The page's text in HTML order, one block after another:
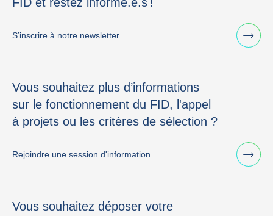
S’inscrire à notre newsletter
Vous souhaitez plus d’informations
sur le fonctionnement du FID, l'appel
à projets ou les critères de sélection ?
Rejoindre une session d'information
Vous souhaitez déposer votre